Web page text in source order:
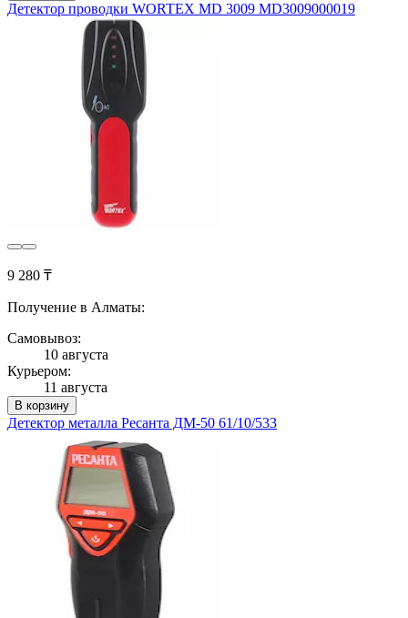
Детектор проводки WORTEX MD 3009 MD3009000019
9 280 ₸
Получение в Алматы:
Самовывоз:
10 августа
Курьером:
11 августа
В корзину
Детектор металла Ресанта ДМ-50 61/10/533